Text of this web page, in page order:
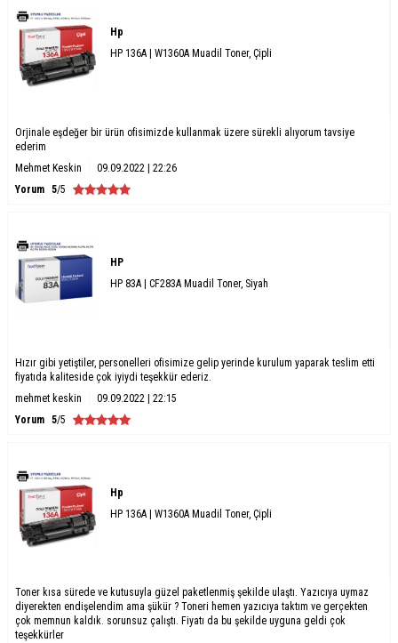
Hp
HP 136A | W1360A Muadil Toner, Çipli
Orjinale eşdeğer bir ürün ofisimizde kullanmak üzere sürekli alıyorum tavsiye
ederim
Mehmet Keskin
09.09.2022 | 22:26
Yorum 5/5
HP
HP 83A | CF283A Muadil Toner, Siyah
Hızır gibi yetiştiler, personelleri ofisimize gelip yerinde kurulum yaparak teslim etti
fiyatıda kaliteside çok iyiydi teşekkür ederiz.
mehmet keskin
09.09.2022 | 22:15
Yorum 5/5
Hp
HP 136A | W1360A Muadil Toner, Çipli
Toner kısa sürede ve kutusuyla güzel paketlenmiş şekilde ulaştı. Yazıcıya uymaz
diyerekten endişelendim ama şükür ? Toneri hemen yazıcıya taktım ve gerçekten
çok memnun kaldık. sorunsuz çalıştı. Fiyatı da bu şekilde uyguna geldi çok
teşekkürler